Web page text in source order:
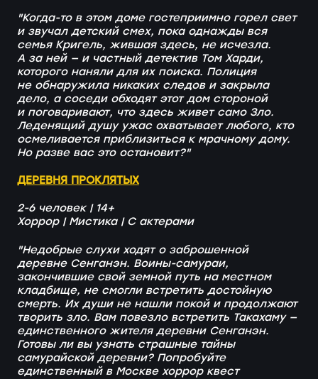
"Когда-то в этом доме гостеприимно горел свет
и звучал детский смех, пока однажды вся
семья Кригель, жившая здесь, не исчезла.
А за ней — и частный детектив Том Харди,
которого наняли для их поиска. Полиция
не обнаружила никаких следов и закрыла
дело, а соседи обходят этот дом стороной
и поговаривают, что здесь живет само Зло.
Леденящий душу ужас охватывает любого, кто
осмеливается приблизиться к мрачному дому.
Но разве вас это остановит?"
ДЕРЕВНЯ ПРОКЛЯТЫХ
2-6 человек | 14+
Хоррор | Мистика | С актерами
"Недобрые слухи ходят о заброшенной
деревне Сенганэн. Воины-самураи,
закончившие свой земной путь на местном
кладбище, не смогли встретить достойную
смерть. Их души не нашли покой и продолжают
творить зло. Вам повезло встретить Такахаму —
единственного жителя деревни Сенганэн.
Готовы ли вы узнать страшные тайны
самурайской деревни? Попробуйте
единственный в Москве хоррор квест